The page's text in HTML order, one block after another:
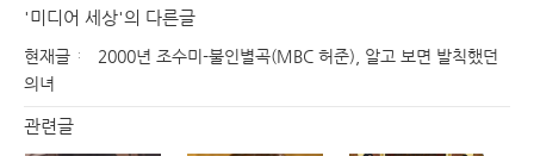
'미디어 세상'의 다른글
현재글
2000년 조수미-불인별곡(MBC 허준), 알고 보면 발칙했던
의녀
관련글